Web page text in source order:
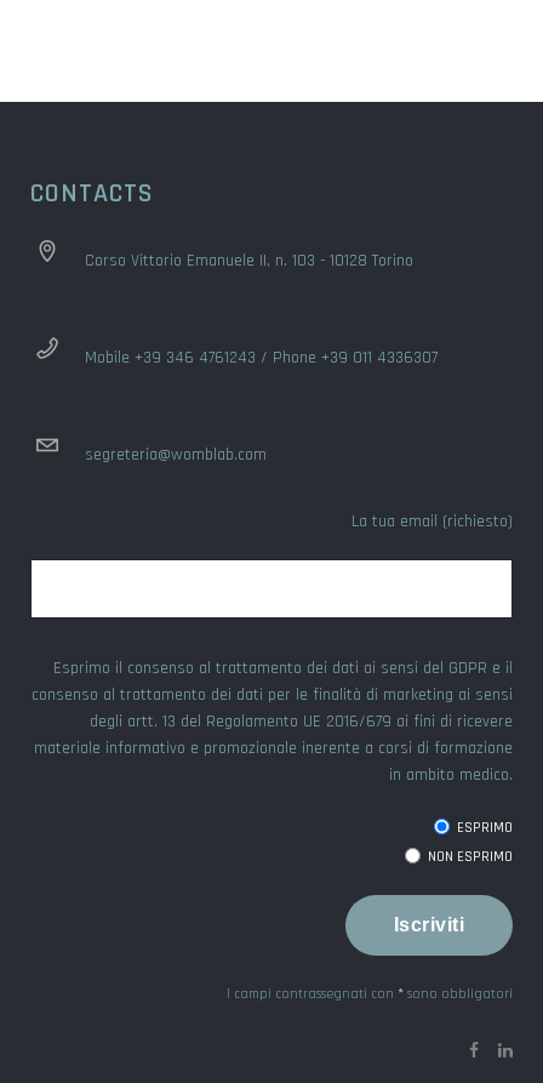
CONTACTS
Corso Vittorio Emanuele II, n. 103 - 10128 Torino
Mobile +39 346 4761243 / Phone +39 011 4336307
segreteria@womblab.com
La tua email (richiesto)
Esprimo il consenso al trattamento dei dati ai sensi del GDPR e il
consenso al trattamento dei dati per le finalità di marketing ai sensi
degli artt. 13 del Regolamento UE 2016/679 ai fini di ricevere
materiale informativo e promozionale inerente a corsi di formazione
in ambito medico.
ESPRIMO
NON ESPRIMO
I campi contrassegnati con * sono obbligatori